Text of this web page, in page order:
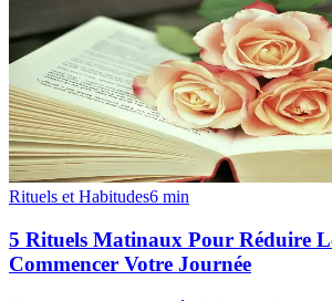
Rituels et Habitudes6 min
5 Rituels Matinaux Pour Réduire
Commencer Votre Journée